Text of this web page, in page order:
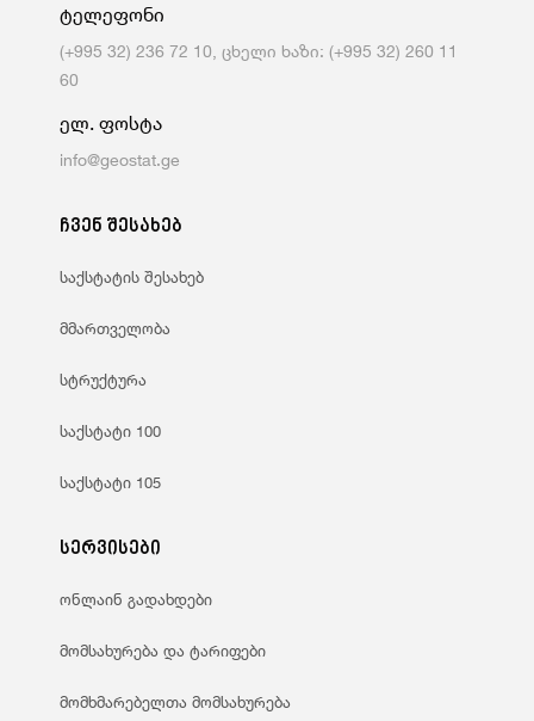
ტელეფონი
(+995 32) 236 72 10, ცხელი ხაზი: (+995 32) 260 11
60
ელ. ფოსტა
info@geostat.ge
ჩვენ შესახებ
საქსტატის შესახებ
მმართველობა
სტრუქტურა
საქსტატი 100
საქსტატი 105
სერვისები
ონლაინ გადახდები
მომსახურება და ტარიფები
მომხმარებელთა მომსახურება